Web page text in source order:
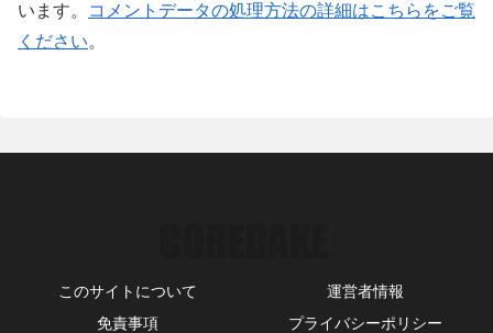
います。
コメントデータの処理方法の詳細はこちらをご覧
ください。
このサイトについて
運営者情報
免責事項
プライバシーポリシー